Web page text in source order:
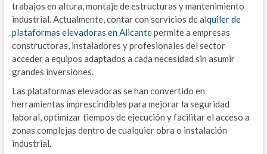
trabajos en altura, montaje de estructuras y mantenimiento
industrial. Actualmente, contar con servicios dealquiler de
plataformas elevadoras en Alicantepermite a empresas
constructoras, instaladores y profesionales del sector
acceder a equipos adaptados a cada necesidad sin asumir
grandes inversiones.
Las plataformas elevadoras se han convertido en
herramientas imprescindibles para mejorar la seguridad
laboral, optimizar tiempos de ejecución y facilitar el acceso a
zonas complejas dentro de cualquier obra o instalación
industrial.